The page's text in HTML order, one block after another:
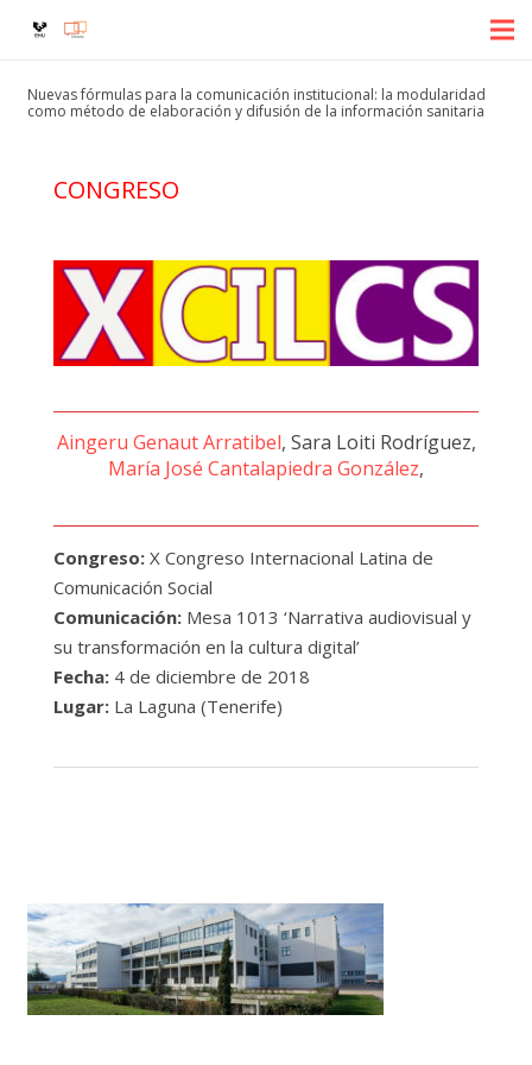
Nuevas fórmulas para la comunicación institucional: la modularidad
como método de elaboración y difusión de la información sanitaria
CONGRESO
Aingeru Genaut Arratibel, Sara Loiti Rodríguez,
María José Cantalapiedra González,
Congreso: X Congreso Internacional Latina de
Comunicación Social
Comunicación: Mesa 1013 ‘Narrativa audiovisual y
su transformación en la cultura digital’
Fecha: 4 de diciembre de 2018
Lugar: La Laguna (Tenerife)